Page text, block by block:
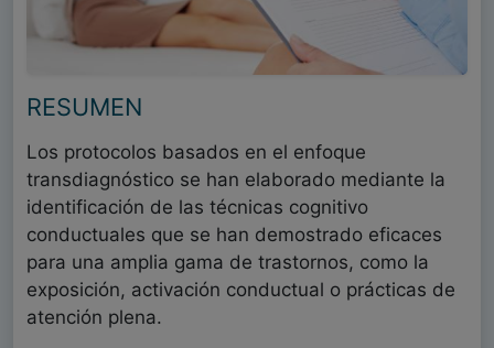
RESUMEN
Los protocolos basados en el enfoque
transdiagnóstico se han elaborado mediante la
identificación de las técnicas cognitivo
conductuales que se han demostrado eficaces
para una amplia gama de trastornos, como la
exposición, activación conductual o prácticas de
atención plena.